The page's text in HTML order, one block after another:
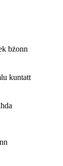
bżonn
kuntatt